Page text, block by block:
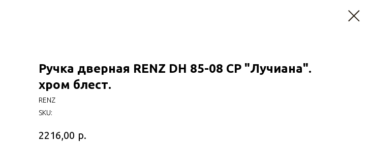
Ручка дверная RENZ DH 85-08 СР "Лучиана".
хром блест.
RENZ
SKU:
2216,00 р.